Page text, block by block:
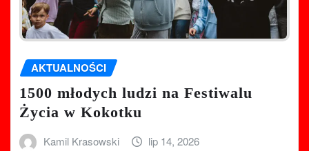
AKTUALNOŚCI
1500 młodych ludzi na Festiwalu
Życia w Kokotku
Kamil Krasowski lip 14, 2026